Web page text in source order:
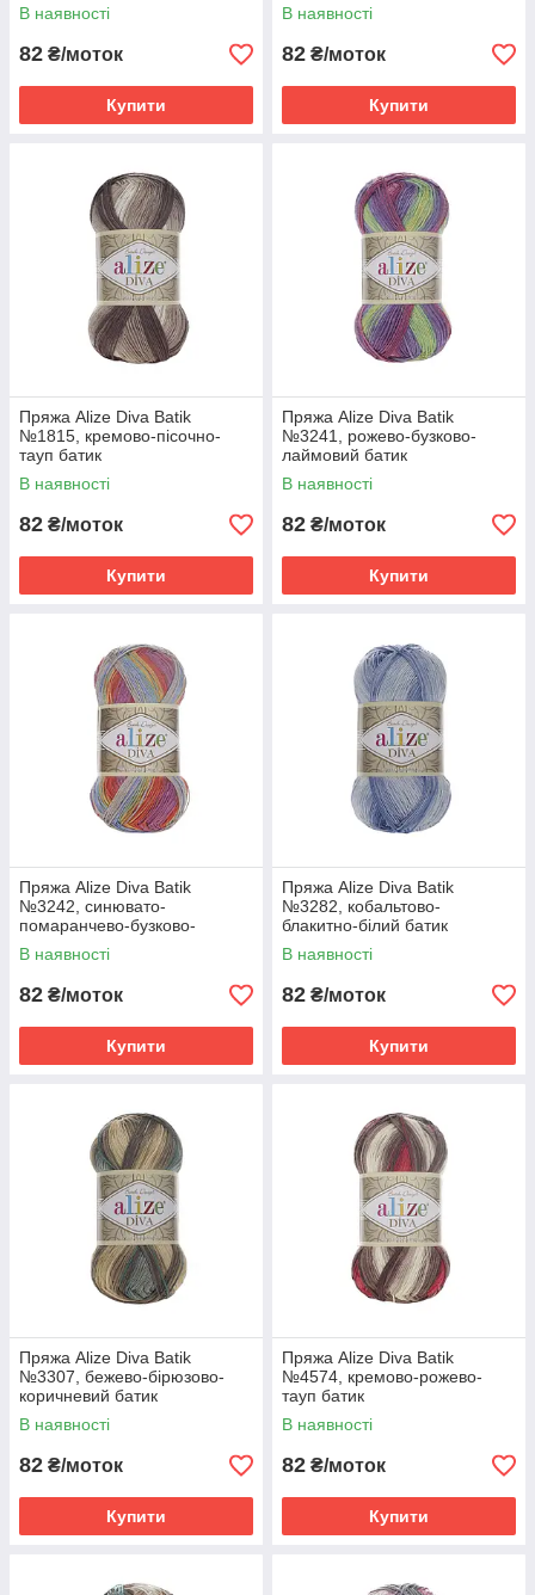
В наявності
82 ₴/моток
Купити
В наявності
82 ₴/моток
Купити
Пряжа Alize Diva Batik
№1815, кремово-пісочно-
тауп батик
В наявності
82 ₴/моток
Купити
Пряжа Alize Diva Batik
№3241, рожево-бузково-
лаймовий батик
В наявності
82 ₴/моток
Купити
Пряжа Alize Diva Batik
№3242, синювато-
помаранчево-бузково-
бежевий батик
В наявності
82 ₴/моток
Купити
Пряжа Alize Diva Batik
№3282, кобальтово-
блакитно-білий батик
В наявності
82 ₴/моток
Купити
Пряжа Alize Diva Batik
№3307, бежево-бірюзово-
коричневий батик
В наявності
82 ₴/моток
Купити
Пряжа Alize Diva Batik
№4574, кремово-рожево-
тауп батик
В наявності
82 ₴/моток
Купити